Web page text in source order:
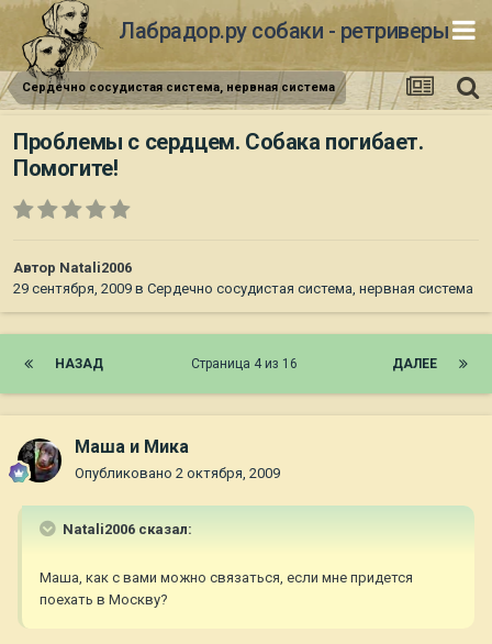
Лабрадор.ру собаки - ретриверы
Сердечно сосудистая система, нервная система
Проблемы с сердцем. Собака погибает.
Помогите!
Автор Natali2006
29 сентября, 2009 в Сердечно сосудистая система, нервная система
НАЗАД ДАЛЕЕ
Страница 4 из 16
Маша и Мика
Опубликовано 2 октября, 2009
Natali2006 сказал:
Маша, как с вами можно связаться, если мне придется
поехать в Москву?